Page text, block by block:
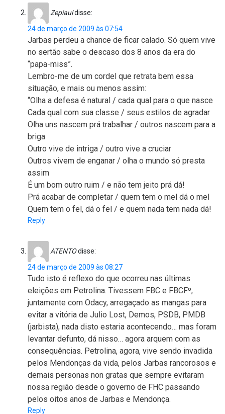
Zepiauidisse:
24 de março de 2009 às 07:54
Jarbas perdeu a chance de ficar calado. Só quem vive
no sertão sabe o descaso dos 8 anos da era do
“papa-miss”.
Lembro-me de um cordel que retrata bem essa
situação, e mais ou menos assim:
“Olha a defesa é natural / cada qual para o que nasce
Cada qual com sua classe / seus estilos de agradar
Olha uns nascem prá trabalhar / outros nascem para a
briga
Outro vive de intriga / outro vive a cruciar
Outros vivem de enganar / olha o mundo só presta
assim
É um bom outro ruim / e não tem jeito prá dá!
Prá acabar de completar / quem tem o mel dá o mel
Quem tem o fel, dá o fel / e quem nada tem nada dá!
Reply
ATENTOdisse:
24 de março de 2009 às 08:27
Tudo isto é reflexo do que ocorreu nas últimas
eleições em Petrolina. Tivessem FBC e FBCFº,
juntamente com Odacy, arregaçado as mangas para
evitar a vitória de Julio Lost, Demos, PSDB, PMDB
(jarbista), nada disto estaria acontecendo… mas foram
levantar defunto, dá nisso… agora arquem com as
consequências. Petrolina, agora, vive sendo invadida
pelos Mendonças da vida, pelos Jarbas rancorosos e
demais personas non gratas que sempre evitaram
nossa região desde o governo de FHC passando
pelos oitos anos de Jarbas e Mendonça.
Reply